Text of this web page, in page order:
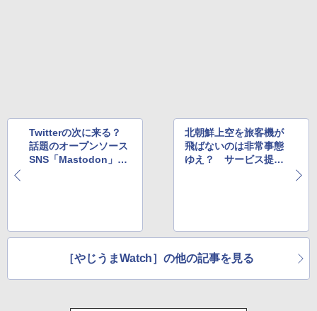
Twitterの次に来る？
話題のオープンソース
SNS「Mastodon」に
北朝鮮上空を旅客機が
飛ばないのは非常事態
ゆえ？ サービス提供
［やじうまWatch］の他の記事を見る